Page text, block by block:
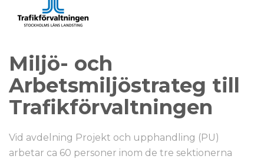
Miljö- och
Arbetsmiljöstrateg till
Trafikförvaltningen
Vid avdelning Projekt och upphandling (PU)
arbetar ca 60 personer inom de tre sektionerna